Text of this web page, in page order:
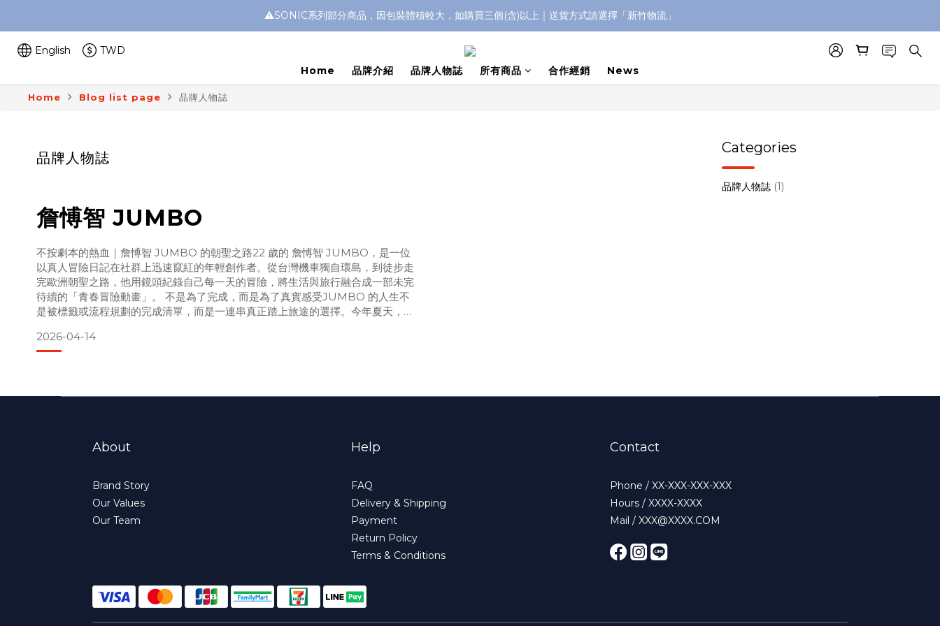
浮水太陽眼鏡🌊 全面升級新上市🎉
⚠️SONIC系列部分商品，因包裝體積較大，如購買三個(含)以上｜送貨方式請選擇「新竹物流」
浮水太陽眼鏡🌊 全面升級新上市🎉
English
TWD
Home
品牌介紹 品牌人物誌 所有商品 合作經銷 News
Home Blog list page 品牌人物誌
品牌人物誌
詹愽智 JUMBO
不按劇本的熱血｜詹愽智 JUMBO 的朝聖之路22 歲的 詹愽智 JUMBO，是一位
以真人冒險日記在社群上迅速竄紅的年輕創作者。從台灣機車獨自環島，到徒步走
完歐洲朝聖之路，他用鏡頭紀錄自己每一天的冒險，將生活與旅行融合成一部未完
待續的「青春冒險動畫」。 不是為了完成，而是為了真實感受JUMBO 的人生不
是被標籤或流程規劃的完成清單，而是一連串真正踏上旅途的選擇。今年夏天，他
牙的漫長路線，對語言不通、英文基礎薄弱的他而言，
2026-04-14
Categories
品牌人物誌 (1)
About
Brand Story
Our Values
Our Team
Help
FAQ
Delivery & Shipping
Payment
Return Policy
Terms & Conditions
Contact
Phone / XX-XXX-XXX-XXX
Hours / XXXX-XXXX
Mail / XXX@XXXX.COM